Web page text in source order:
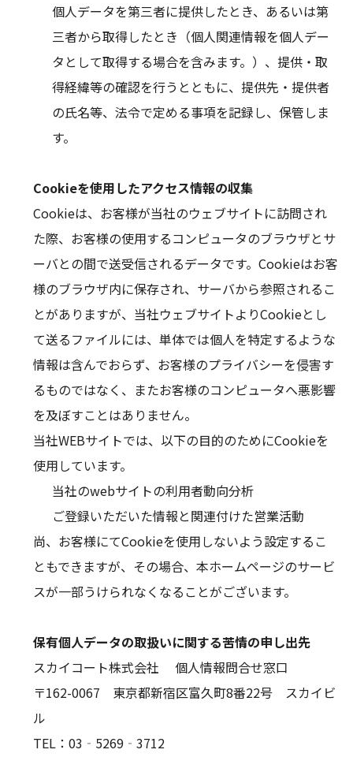
個人データを第三者に提供したとき、あるいは第
三者から取得したとき（個人関連情報を個人デー
タとして取得する場合を含みます。）、提供・取
得経緯等の確認を行うとともに、提供先・提供者
の氏名等、法令で定める事項を記録し、保管しま
す。
Cookieを使用したアクセス情報の収集
Cookieは、お客様が当社のウェブサイトに訪問され
た際、お客様の使用するコンピュータのブラウザとサ
ーバとの間で送受信されるデータです。Cookieはお客
様のブラウザ内に保存され、サーバから参照されるこ
とがありますが、当社ウェブサイトよりCookieとし
て送るファイルには、単体では個人を特定するような
情報は含んでおらず、お客様のプライバシーを侵害す
るものではなく、またお客様のコンピュータへ悪影響
を及ぼすことはありません。
当社WEBサイトでは、以下の目的のためにCookieを
使用しています。
当社のwebサイトの利用者動向分析
ご登録いただいた情報と関連付けた営業活動
尚、お客様にてCookieを使用しないよう設定するこ
ともできますが、その場合、本ホームページのサービ
スが一部うけられなくなることがございます。
保有個人データの取扱いに関する苦情の申し出先
スカイコート株式会社 個人情報問合せ窓口
〒162-0067 東京都新宿区富久町8番22号 スカイビ
ル
TEL：03‐5269‐3712